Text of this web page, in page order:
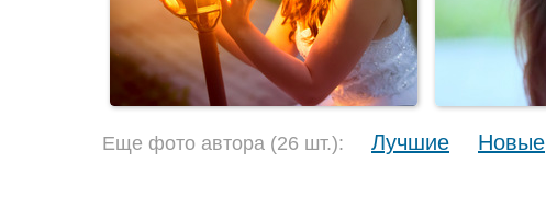
Еще фото автора (26 шт.): Лучшие Новые